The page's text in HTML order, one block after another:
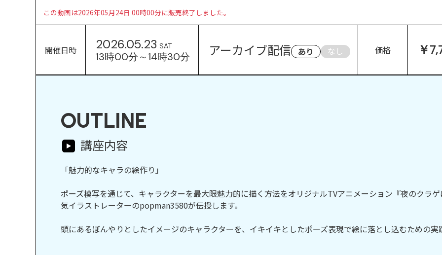
この動画は2026年05月24日 00時00分に販売終了しました。
開催日時 2026.05.23 SAT
13時00分～14時30分 アーカイブ配信 あり なし 価格 ￥
OUTLINE
講座内容
「魅力的なキャラの絵作り」
ポーズ模写を通じて、キャラクターを最大限魅力的に描く方法をオリジナルTVアニメーション『夜のクラ
気イラストレーターのpopman3580が伝授します。
頭にあるぼんやりとしたイメージのキャラクターを、イキイキとしたポーズ表現で絵に落とし込むための